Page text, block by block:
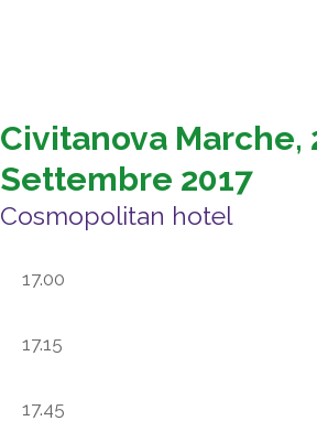
Civitanova Marche,
Settembre 2017
Cosmopolitan hotel
17.00
17.15
17.45